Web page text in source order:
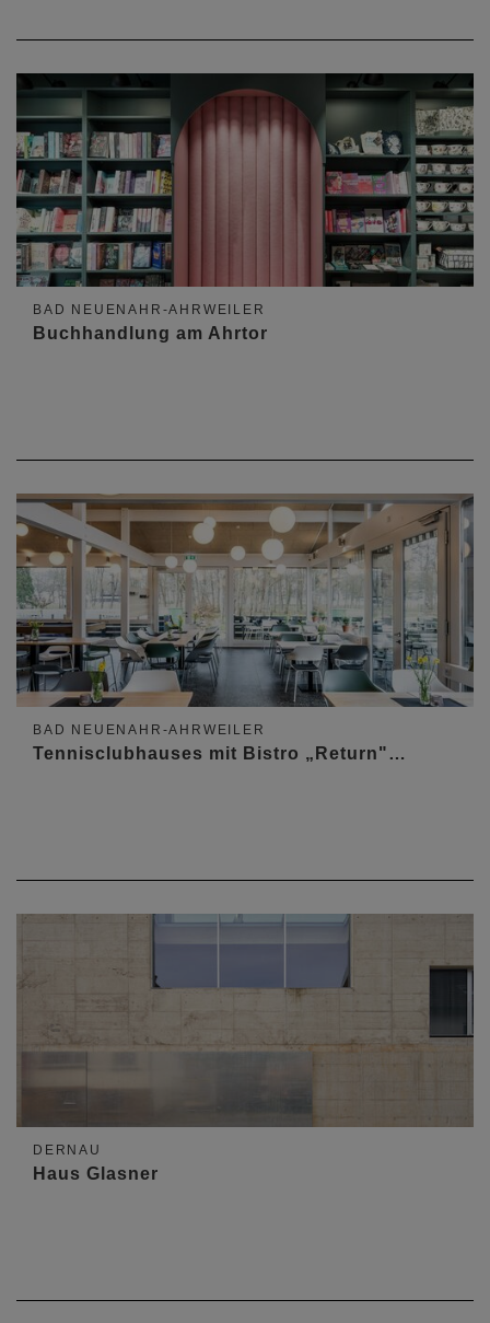
BAD NEUENAHR-AHRWEILER
Buchhandlung am Ahrtor
BAD NEUENAHR-AHRWEILER
Tennisclubhauses mit Bistro „Return"…
DERNAU
Haus Glasner